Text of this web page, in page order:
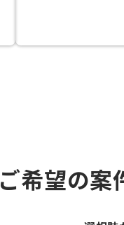
ご希望の案